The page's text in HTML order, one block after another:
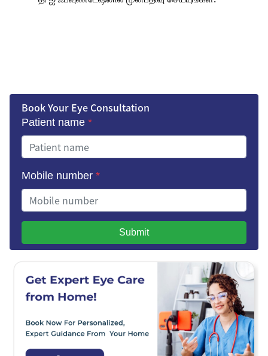
Book Your Eye Consultation
Patient name *
Mobile number *
Submit